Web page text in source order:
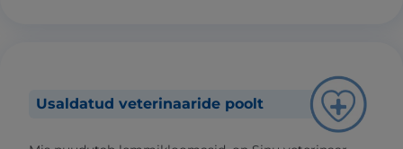
Usaldatud veterinaaride poolt